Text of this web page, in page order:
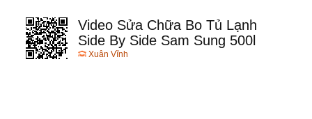
Video Sửa Chữa Bo Tủ Lạnh
Side By Side Sam Sung 500l
Xuân Vĩnh